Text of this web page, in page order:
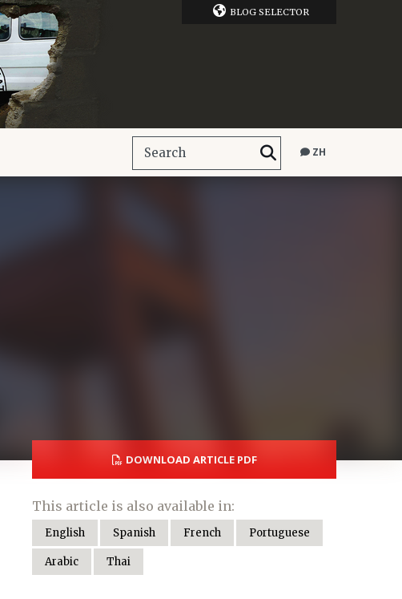
BLOG SELECTOR
ZH
DOWNLOAD ARTICLE PDF
This article is also available in:
English Spanish French Portuguese
Arabic Thai